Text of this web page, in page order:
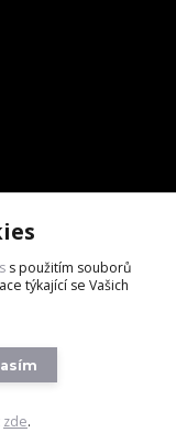
s použitím souborů
týkající se Vašich
zde.